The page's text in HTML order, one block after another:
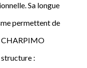
Sa longue
permettent de
CHARPIMO
: